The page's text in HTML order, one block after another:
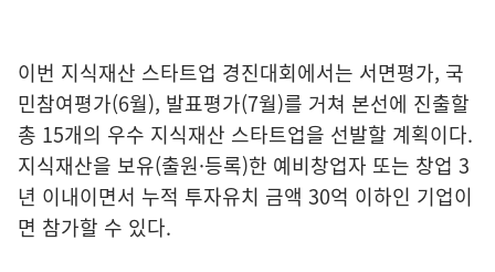
이번 지식재산 스타트업 경진대회에서는 서면평가, 국
민참여평가(6월), 발표평가(7월)를 거쳐 본선에 진출할
총 15개의 우수 지식재산 스타트업을 선발할 계획이다.
지식재산을 보유(출원·등록)한 예비창업자 또는 창업 3
년 이내이면서 누적 투자유치 금액 30억 이하인 기업이
면 참가할 수 있다.